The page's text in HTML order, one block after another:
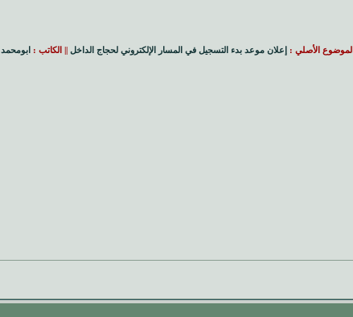
الموضوع الأصلي : إعلان موعد بدء التسجيل في المسار الإلكتروني لحجاج الداخل || الكاتب : ابومحمد